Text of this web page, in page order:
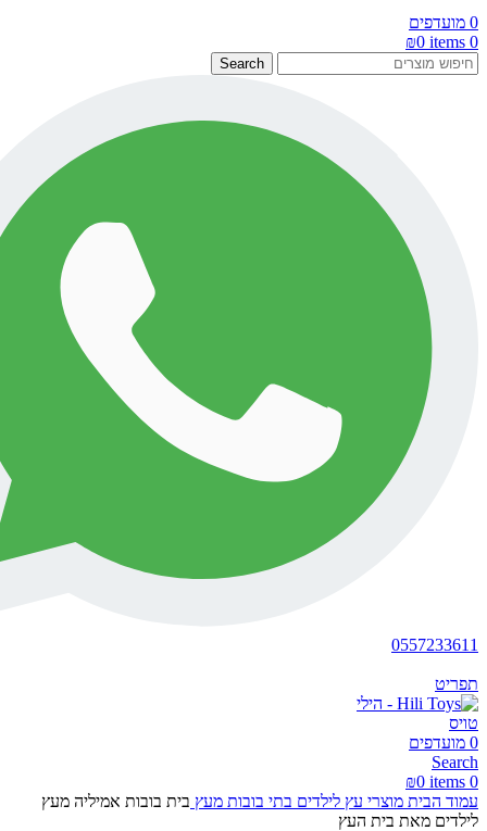
0 מועדפים
0
items
₪0
Search
0557233611
תפריט
0 מועדפים
Search
0
items
₪0
עמוד הבית מוצרי עץ לילדים בתי בובות מעץ בית בובות אמיליה מעץ
לילדים מאת בית העץ